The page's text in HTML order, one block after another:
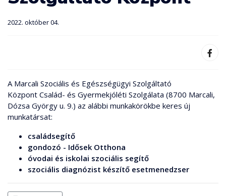
2022. október 04.
A Marcali Szociális és Egészségügyi Szolgáltató
Központ Család- és Gyermekjóléti Szolgálata (8700 Marcali,
Dózsa György u. 9.) az alábbi munkakörökbe keres új
munkatársat:
családsegítő
gondozó - Idősek Otthona
óvodai és iskolai szociális segítő
szociális diagnózist készítő esetmenedzser